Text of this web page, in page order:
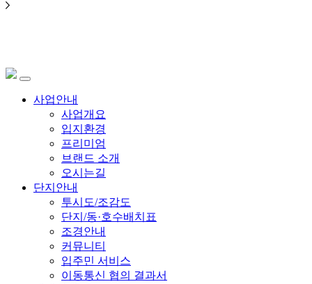
사업안내
사업개요
입지환경
프리미엄
브랜드 소개
오시는길
단지안내
투시도/조감도
단지/동·호수배치표
조경안내
커뮤니티
입주민 서비스
이동통신 협의 결과서